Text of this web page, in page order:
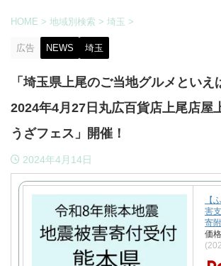
HOME > 地域別検索 > 埼玉 >
広告 NEWS 埼玉
「埼玉県上尾のご当地グルメといえ
2024年4月27日丸広百貨店上尾店屋
うざフェス」開催！
2024年4月14日
【
害
寄
価